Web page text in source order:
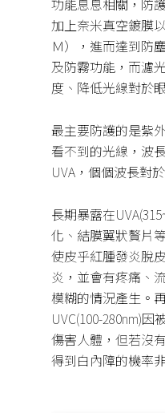
功能息息相關，防
加上奈米真空鍍膜
Ｍ），進而達到防
及防霧功能，而濾
度、降低光線對於
最主要防護的是紫
看不到的光線，波
UVA ，個個波長對
長期暴露在
化、結膜翼狀贅片
使皮乎紅腫發炎脫
炎，並會有疼痛、
模糊的情況產生。
UVC(100-280nm)因
傷害人體，但若沒
得到白內障的機率